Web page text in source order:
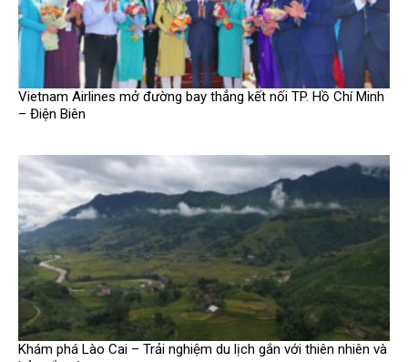
Vietnam Airlines mở đường bay thẳng kết nối TP. Hồ Chí Minh
– Điện Biên
Khám phá Lào Cai – Trải nghiệm du lịch gắn với thiên nhiên và